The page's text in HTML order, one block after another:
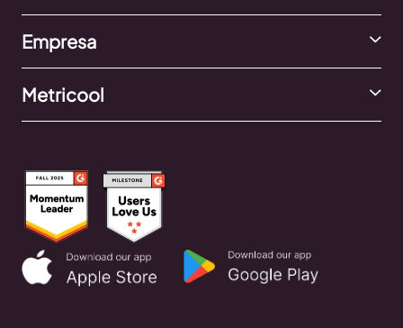
Empresa
Metricool